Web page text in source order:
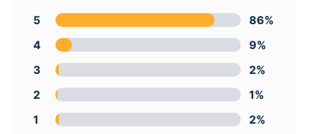
5
86%
4
9%
3
2%
2
1%
1
2%